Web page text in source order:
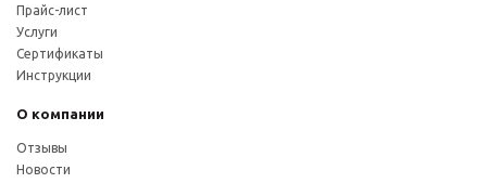
Прайс-лист
Услуги
Сертификаты
Инструкции
О компании
Отзывы
Новости